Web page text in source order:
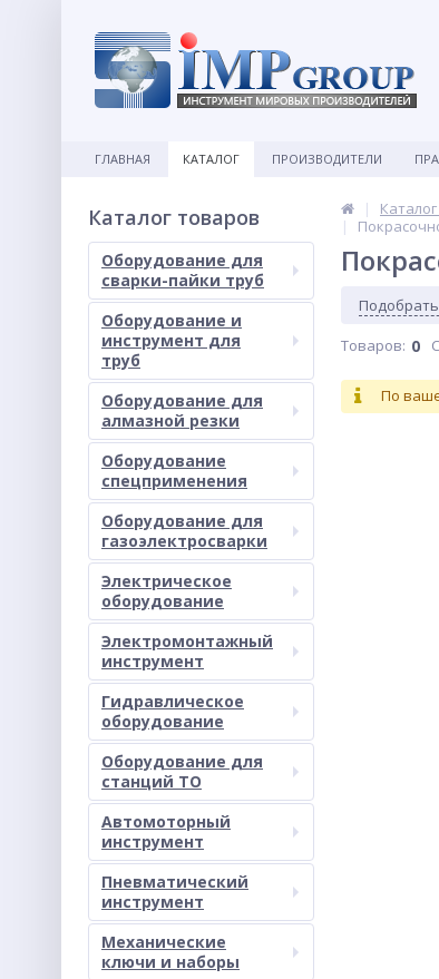
ГЛАВНАЯ КАТАЛОГ ПРОИЗВОДИТЕЛИ
Каталог товаров
Оборудование для
сварки-пайки труб
Оборудование и
инструмент для
труб
Оборудование для
алмазной резки
Оборудование
спецприменения
Оборудование для
газоэлектросварки
Электрическое
оборудование
Электромонтажный
инструмент
Гидравлическое
оборудование
Оборудование для
станций ТО
Автомоторный
инструмент
Пневматический
инструмент
Механические
ключи и наборы
Товаров: 0
По